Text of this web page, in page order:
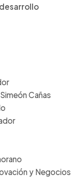
Cañas
y Negocios